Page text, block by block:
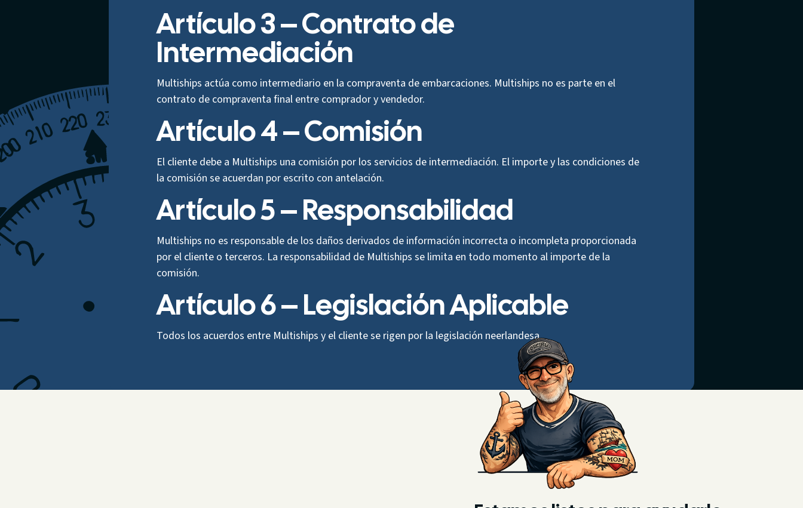
Artículo 3 – Contrato de
Intermediación
Multiships actúa como intermediario en la compraventa de embarcaciones. Multiships no es parte en el
contrato de compraventa final entre comprador y vendedor.
Artículo 4 – Comisión
El cliente debe a Multiships una comisión por los servicios de intermediación. El importe y las condiciones de
la comisión se acuerdan por escrito con antelación.
Artículo 5 – Responsabilidad
Multiships no es responsable de los daños derivados de información incorrecta o incompleta proporcionada
por el cliente o terceros. La responsabilidad de Multiships se limita en todo momento al importe de la
comisión.
Artículo 6 – Legislación Aplicable
Todos los acuerdos entre Multiships y el cliente se rigen por la legislación neerlandesa.